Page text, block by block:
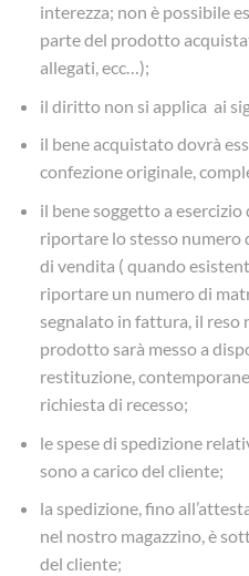
interezza; non è possibile
parte del prodotto
allegati, ecc…);
il diritto non si applica ai
il bene acquistato dovrà
confezione originale,
il bene soggetto a
riportare lo stesso
di vendita ( quando
riportare un numero di
segnalato in fattura, il reso
prodotto sarà messo a
restituzione,
richiesta di recesso;
le spese di spedizione
sono a carico del cliente;
la spedizione, fino
nel nostro magazzino, è
del cliente;